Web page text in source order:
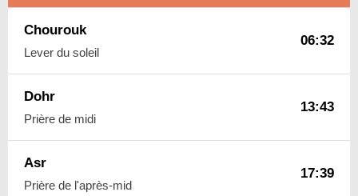
Chourouk
Lever du soleil
06:32
Dohr
Prière de midi
13:43
Asr
Prière de l'après-mid
17:39